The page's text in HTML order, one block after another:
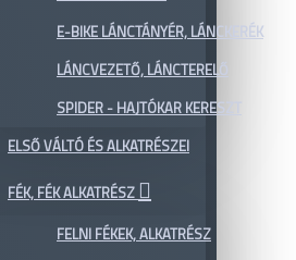
E-BIKE LÁNCTÁNYÉR, LÁNCKERÉK
LÁNCVEZETŐ, LÁNCTERELŐ
SPIDER - HAJTÓKAR KERESZT
ELSŐ VÁLTÓ ÉS ALKATRÉSZEI
FÉK, FÉK ALKATRÉSZ
FELNI FÉKEK, ALKATRÉSZ